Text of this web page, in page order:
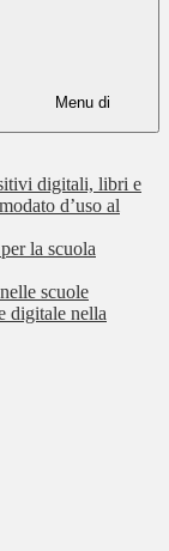
Menu di
digitali, libri e
d’uso al
la scuola
scuole
digitale nella